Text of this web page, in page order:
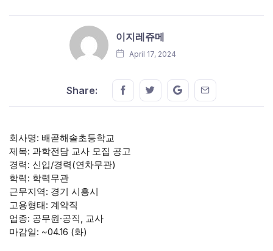
이지레쥬메
April 17, 2024
Share: Share this on FaceBook
Share this on Twitter
Share this on GMail
Share this on
회사명: 배곧해솔초등학교
제목: 과학전담 교사 모집 공고
경력: 신입/경력(연차무관)
학력: 학력무관
근무지역: 경기 시흥시
고용형태: 계약직
업종: 공무원·공직, 교사
마감일: ~04.16 (화)